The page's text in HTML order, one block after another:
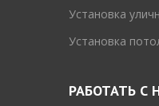
Установка
Установка
РАБОТАТЬ С